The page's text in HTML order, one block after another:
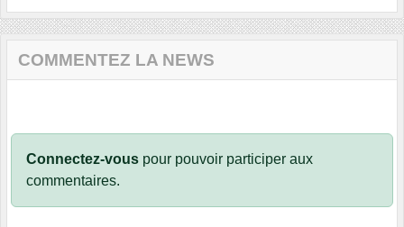
COMMENTEZ LA NEWS
Connectez-vous pour pouvoir participer aux
commentaires.